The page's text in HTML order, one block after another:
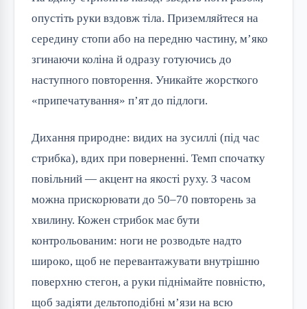
опустіть руки вздовж тіла. Приземляйтеся на
середину стопи або на передню частину, м’яко
згинаючи коліна й одразу готуючись до
наступного повторення. Уникайте жорсткого
«припечатування» п’ят до підлоги.
Дихання природне: видих на зусиллі (під час
стрибка), вдих при поверненні. Темп спочатку
повільний — акцент на якості руху. З часом
можна прискорювати до 50–70 повторень за
хвилину. Кожен стрибок має бути
контрольованим: ноги не розводьте надто
широко, щоб не перевантажувати внутрішню
поверхню стегон, а руки піднімайте повністю,
щоб задіяти дельтоподібні м’язи на всю